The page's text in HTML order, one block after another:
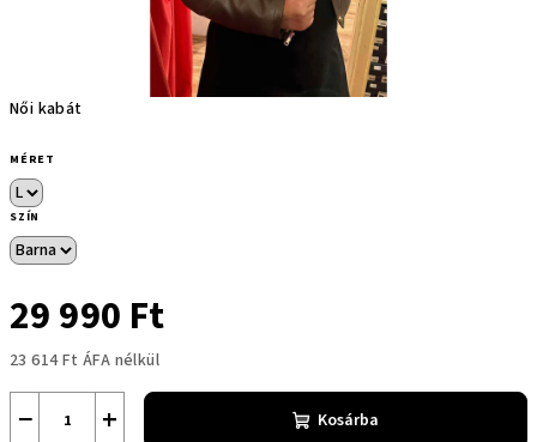
Női kabát
MÉRET
SZÍN
29 990 Ft
23 614 Ft ÁFA nélkül
+
− Kosárba